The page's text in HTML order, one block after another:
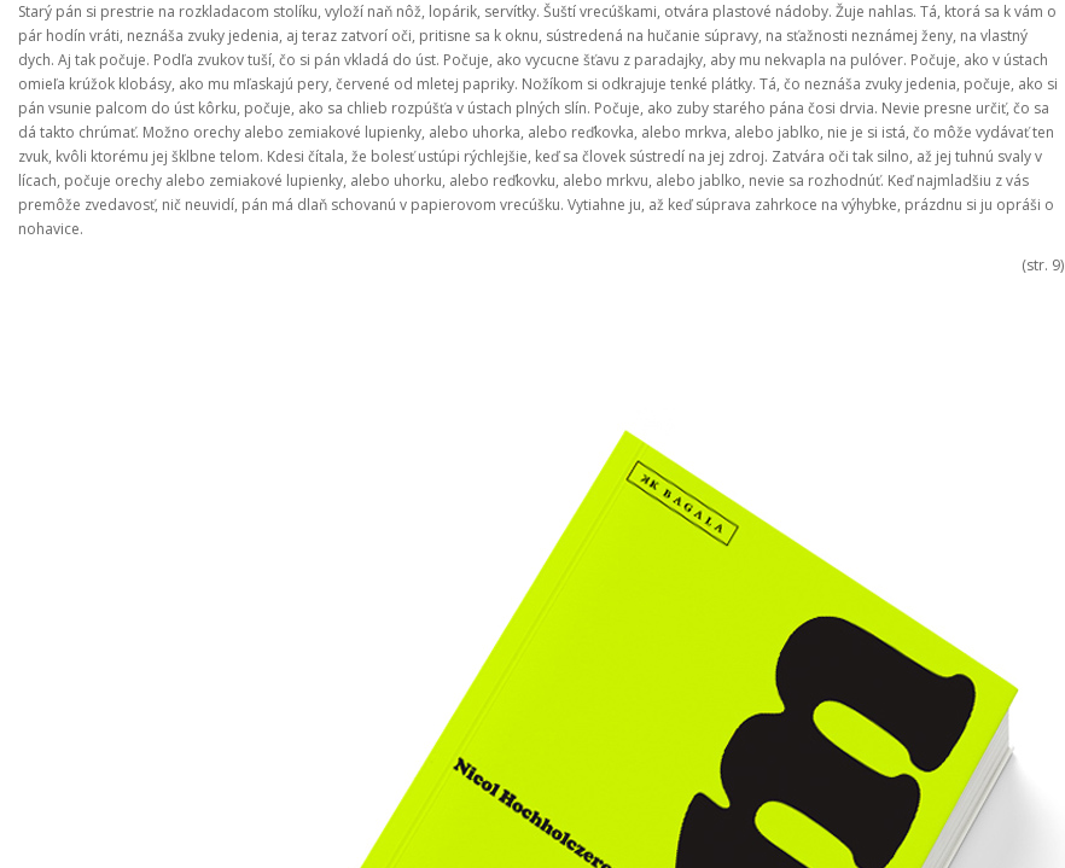
Starý pán si prestrie na rozkladacom stolíku, vyloží naň nôž, lopárik, servítky. Šuští vrecúškami, otvára plastové nádoby. Žuje nahlas. Tá, ktorá sa k vám o
pár hodín vráti, neznáša zvuky jedenia, aj teraz zatvorí oči, pritisne sa k oknu, sústredená na hučanie súpravy, na sťažnosti neznámej ženy, na vlastný
dych. Aj tak počuje. Podľa zvukov tuší, čo si pán vkladá do úst. Počuje, ako vycucne šťavu z paradajky, aby mu nekvapla na pulóver. Počuje, ako v ústach
omieľa krúžok klobásy, ako mu mľaskajú pery, červené od mletej papriky. Nožíkom si odkrajuje tenké plátky. Tá, čo neznáša zvuky jedenia, počuje, ako si
pán vsunie palcom do úst kôrku, počuje, ako sa chlieb rozpúšťa v ústach plných slín. Počuje, ako zuby starého pána čosi drvia. Nevie presne určiť, čo sa
dá takto chrúmať. Možno orechy alebo zemiakové lupienky, alebo uhorka, alebo reďkovka, alebo mrkva, alebo jablko, nie je si istá, čo môže vydávať ten
zvuk, kvôli ktorému jej šklbne telom. Kdesi čítala, že bolesť ustúpi rýchlejšie, keď sa človek sústredí na jej zdroj. Zatvára oči tak silno, až jej tuhnú svaly v
lícach, počuje orechy alebo zemiakové lupienky, alebo uhorku, alebo reďkovku, alebo mrkvu, alebo jablko, nevie sa rozhodnúť. Keď najmladšiu z vás
premôže zvedavosť, nič neuvidí, pán má dlaň schovanú v papierovom vrecúšku. Vytiahne ju, až keď súprava zahrkoce na výhybke, prázdnu si ju opráši o
nohavice.
(str. 9)